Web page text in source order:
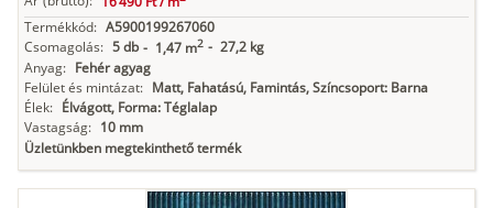
Termékkód: A5900199267060
Csomagolás: 5 db - 1,47 m2 - 27,2 kg
Anyag: Fehér agyag
Felület és mintázat: Matt, Fahatású, Famintás, Színcsoport: Barna
Élek: Élvágott, Forma: Téglalap
Vastagság: 10 mm
Üzletünkben megtekinthető termék